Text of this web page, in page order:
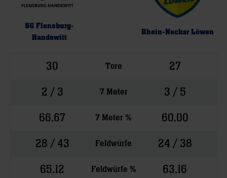
SG Flensburg-
Handewitt
Rhein-Neckar Löwen
30 Tore 27
2 / 3 7 Meter 3 / 5
66,67 7 Meter % 60,00
28 / 43 Feldwürfe 24 / 38
65,12 Feldwürfe % 63,16